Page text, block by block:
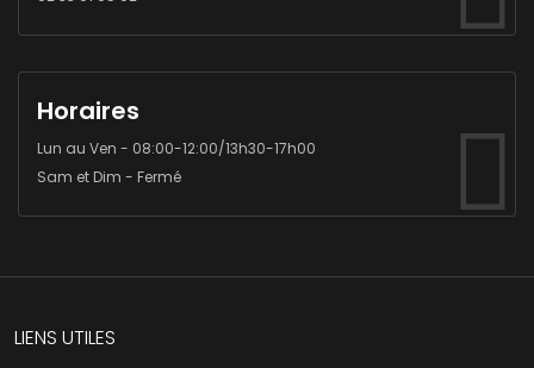
Horaires
Lun au Ven - 08:00-12:00/13h30-17h00
Sam et Dim - Fermé
LIENS UTILES